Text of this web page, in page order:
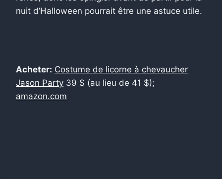
nuit d’Halloween pourrait être une astuce utile.
Acheter: Costume de licorne à chevaucher
Jason Party 39 $ (au lieu de 41 $);
amazon.com